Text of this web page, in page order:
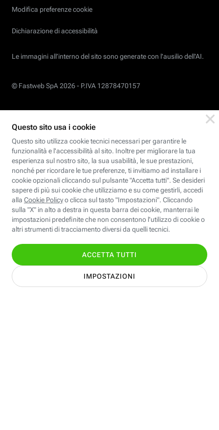
Modifica preferenze cookie
Dichiarazione di accessibilità
Le immagini all’interno del sito sono generate con l'ausilio dell'AI.
© Fastweb SpA 2026 - P.IVA 12878470157